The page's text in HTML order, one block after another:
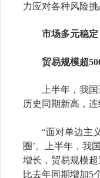
力应对各种风险挑
市场多元稳定
贸易规模超
上半年，我国
历史同期新高，
“面对单边主义
圈’。上半年，我
增长，贸易规模超
比去年同期增加5